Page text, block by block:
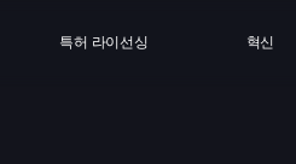
특허 라이선싱 혁신